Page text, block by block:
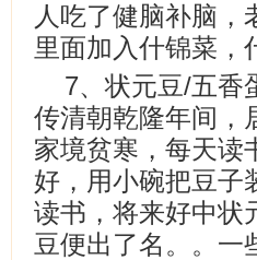
人吃了健脑补脑
里面加入什锦菜，
7、状元豆/五香
传清朝乾隆年间，
家境贫寒，每天读
好，用小碗把豆子
读书，将来好中状
豆便出了名。。一